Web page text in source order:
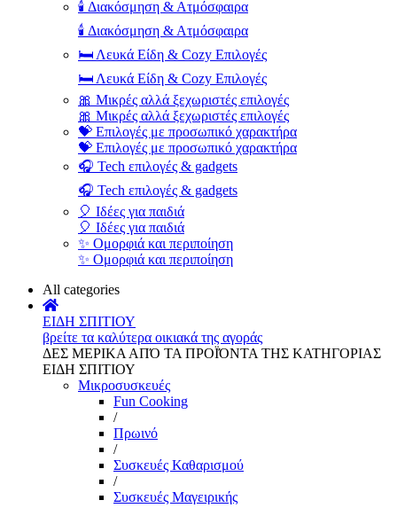
🕯️ Διακόσμηση & Ατμόσφαιρα
🕯️ Διακόσμηση & Ατμόσφαιρα
🛏️ Λευκά Είδη & Cozy Επιλογές
🛏️ Λευκά Είδη & Cozy Επιλογές
🎀 Μικρές αλλά ξεχωριστές επιλογές
🎀 Μικρές αλλά ξεχωριστές επιλογές
💝 Επιλογές με προσωπικό χαρακτήρα
💝 Επιλογές με προσωπικό χαρακτήρα
🎧 Tech επιλογές & gadgets
🎧 Tech επιλογές & gadgets
🎈 Ιδέες για παιδιά
🎈 Ιδέες για παιδιά
✨ Ομορφιά και περιποίηση
✨ Ομορφιά και περιποίηση
All categories
ΕΙΔΗ ΣΠΙΤΙΟΥ
βρείτε τα καλύτερα οικιακά της αγοράς
ΔΕΣ ΜΕΡΙΚΑ ΑΠΌ ΤΑ ΠΡΟΪΌΝΤΑ ΤΗΣ ΚΑΤΗΓΟΡΙΑΣ
ΕΙΔΗ ΣΠΙΤΙΟΥ
Μικροσυσκευές
Fun Cooking
/
Πρωινό
/
Συσκευές Καθαρισμού
/
Συσκευές Μαγειρικής